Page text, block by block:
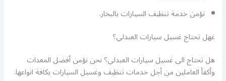
نؤمن خدمة تنظيف السيارات بالبخار.
غهل تحتاج غسيل سيارات العبدلي؟
هل تحتاج الى غسيل سيارات العبدلي؟ نحن نؤمن أفضل المعدات
وأكفأ العاملين من أجل خدمات تنظيف وغسيل السيارات بكافة انواعها.